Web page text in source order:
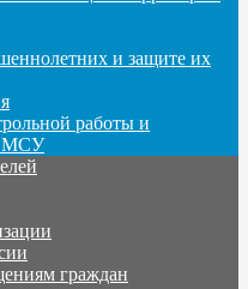
и защите их
работы и
МСУ
граждан